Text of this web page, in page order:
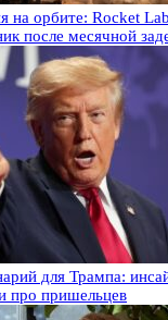
на орбите: Rocket
после месячной
для Трампа:
про пришельцев